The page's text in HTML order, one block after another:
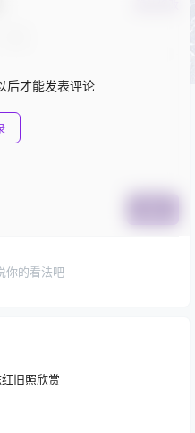
后才能发表评论
你的看法吧
旧照欣赏